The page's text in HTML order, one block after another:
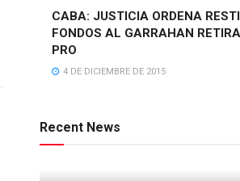
CABA: JUSTICIA ORDENA
FONDOS AL GARRAHAN
PRO
4 DE DICIEMBRE DE 2015
Recent News